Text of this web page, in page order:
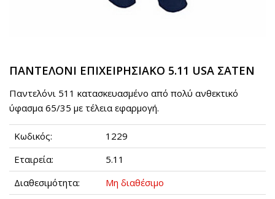
ΠΑΝΤΕΛΟΝΙ ΕΠΙΧΕΙΡΗΣΙΑΚΟ 5.11 USA ΣΑΤΕΝ
Παντελόνι 511 κατασκευασμένο από πολύ ανθεκτικό
ύφασμα 65/35 με τέλεια εφαρμογή.
Κωδικός:
1229
Εταιρεία:
5.11
Διαθεσιμότητα:
Μη διαθέσιμο